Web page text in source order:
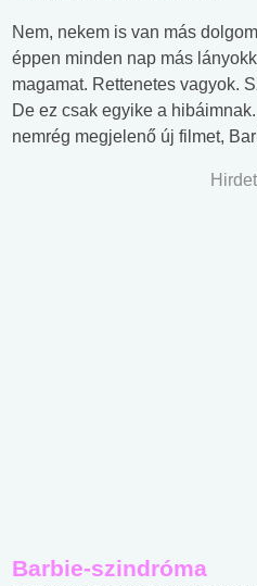
Nem, nekem is van más
éppen minden nap más
magamat. Rettenetes vagyok.
De ez csak egyike a
nemrég megjelenő új filmet,
Barbie-szindróma